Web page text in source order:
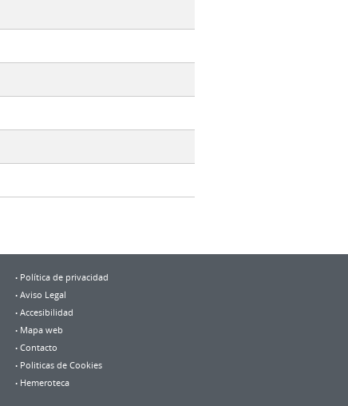
Política de privacidad
Aviso Legal
Accesibilidad
Mapa web
Contacto
Politicas de Cookies
Hemeroteca